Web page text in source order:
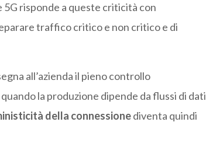
risponde a queste criticità con
traffico critico e non critico e di
all’azienda il pieno controllo
la produzione dipende da flussi di dati
della connessionediventa quindi